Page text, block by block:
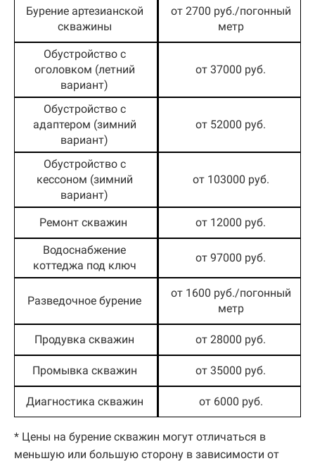
Бурение артезианской
скважины
от 2700 руб./погонный
метр
Обустройство с
оголовком (летний
вариант)
от 37000 руб.
Обустройство с
адаптером (зимний
вариант)
от 52000 руб.
Обустройство с
кессоном (зимний
вариант)
от 103000 руб.
Ремонт скважин от 12000 руб.
Водоснабжение
коттеджа под ключ
от 97000 руб.
Разведочное бурение
от 1600 руб./погонный
метр
Продувка скважин от 28000 руб.
Промывка скважин от 35000 руб.
Диагностика скважин от 6000 руб.
* Цены на бурение скважин могут отличаться в
меньшую или большую сторону в зависимости от